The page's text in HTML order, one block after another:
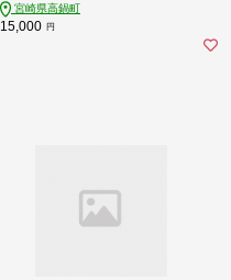
宮崎県高鍋町
15,000 円